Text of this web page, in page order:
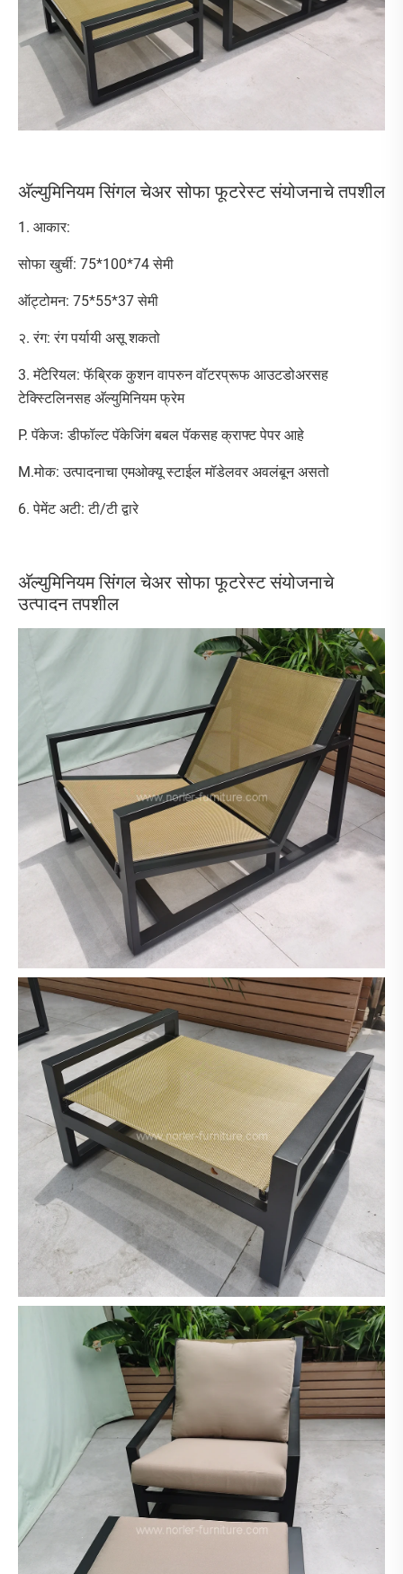
अ‍ॅल्युमिनियम सिंगल चेअर सोफा फूटरेस्ट संयोजनाचे तपशील
1. आकार:
सोफा खुर्ची: 75*100*74 सेमी
ऑट्टोमन: 75*55*37 सेमी
२. रंग: रंग पर्यायी असू शकतो
3. मॅटेरियल: फॅब्रिक कुशन वापरुन वॉटरप्रूफ आउटडोअरसह
टेक्स्टिलिनसह अ‍ॅल्युमिनियम फ्रेम
P. पॅकेजः डीफॉल्ट पॅकेजिंग बबल पॅकसह क्राफ्ट पेपर आहे
M.मोक: उत्पादनाचा एमओक्यू स्टाईल मॉडेलवर अवलंबून असतो
6. पेमेंट अटी: टी/टी द्वारे
अ‍ॅल्युमिनियम सिंगल चेअर सोफा फूटरेस्ट संयोजनाचे
उत्पादन तपशील